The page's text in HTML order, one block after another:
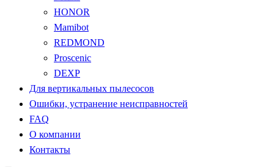
HONOR
Mamibot
REDMOND
Proscenic
DEXP
Для вертикальных пылесосов
Ошибки, устранение неисправностей
FAQ
О компании
Контакты